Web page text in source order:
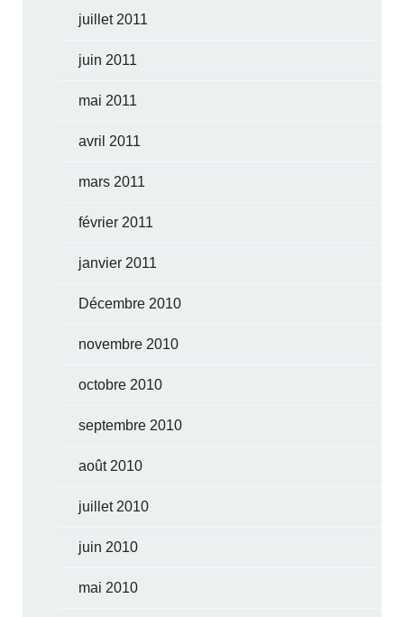
juillet 2011
juin 2011
mai 2011
avril 2011
mars 2011
février 2011
janvier 2011
Décembre 2010
novembre 2010
octobre 2010
septembre 2010
août 2010
juillet 2010
juin 2010
mai 2010